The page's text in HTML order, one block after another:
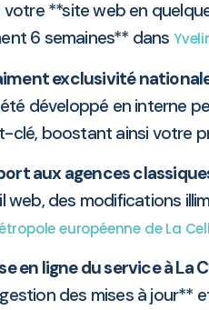
**site web en
6 semaines** dans
exclusivité
développé en interne
boostant ainsi votre
aux agences
des modifications
européenne de La
en ligne du service à La
des mises à jour**